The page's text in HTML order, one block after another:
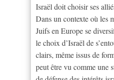
Israël doit choisir ses
Dans un contexte où les
Juifs en Europe se
le choix d’Israël de
clairs, même issus de
peut être vu comme une